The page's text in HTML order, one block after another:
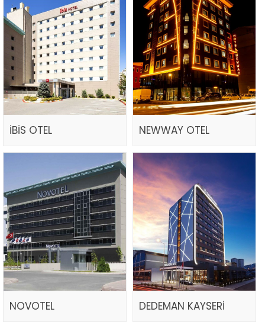
İBİS OTEL NEWWAY OTEL
NOVOTEL DEDEMAN KAYSERİ